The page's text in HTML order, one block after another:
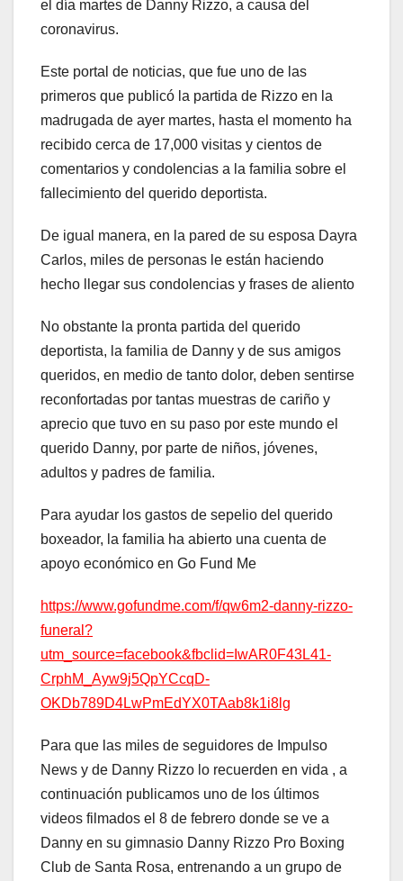
el día martes de Danny Rizzo, a causa del
coronavirus.
Este portal de noticias, que fue uno de las
primeros que publicó la partida de Rizzo en la
madrugada de ayer martes, hasta el momento ha
recibido cerca de 17,000 visitas y cientos de
comentarios y condolencias a la familia sobre el
fallecimiento del querido deportista.
De igual manera, en la pared de su esposa Dayra
Carlos, miles de personas le están haciendo
hecho llegar sus condolencias y frases de aliento
No obstante la pronta partida del querido
deportista, la familia de Danny y de sus amigos
queridos, en medio de tanto dolor, deben sentirse
reconfortadas por tantas muestras de cariño y
aprecio que tuvo en su paso por este mundo el
querido Danny, por parte de niños, jóvenes,
adultos y padres de familia.
Para ayudar los gastos de sepelio del querido
boxeador, la familia ha abierto una cuenta de
apoyo económico en Go Fund Me
https://www.gofundme.com/f/qw6m2-danny-rizzo-
funeral?
utm_source=facebook&fbclid=IwAR0F43L41-
CrphM_Ayw9j5QpYCcqD-
OKDb789D4LwPmEdYX0TAab8k1i8lg
Para que las miles de seguidores de Impulso
News y de Danny Rizzo lo recuerden en vida , a
continuación publicamos uno de los últimos
videos filmados el 8 de febrero donde se ve a
Danny en su gimnasio Danny Rizzo Pro Boxing
Club de Santa Rosa, entrenando a un grupo de